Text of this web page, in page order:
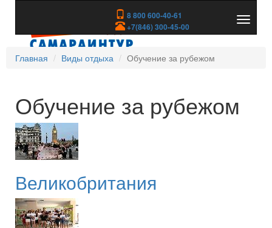
8 800 600-40-61
+7(846) 300-45-00
скрыть
Главная
Виды отдыха Обучение за рубежом
Обучение за рубежом
Великобритания